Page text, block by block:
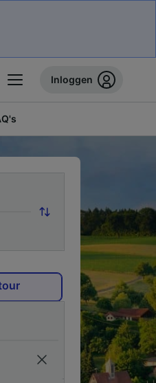
Inloggen